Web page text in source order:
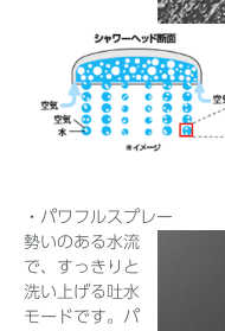
・パワフルスプレー
勢いのある水流
で、すっきりと
洗い上げる吐水
モードです。パ